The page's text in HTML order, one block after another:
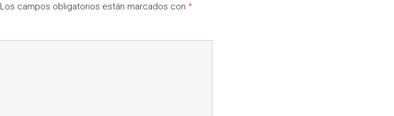
Los campos obligatorios están marcados con *